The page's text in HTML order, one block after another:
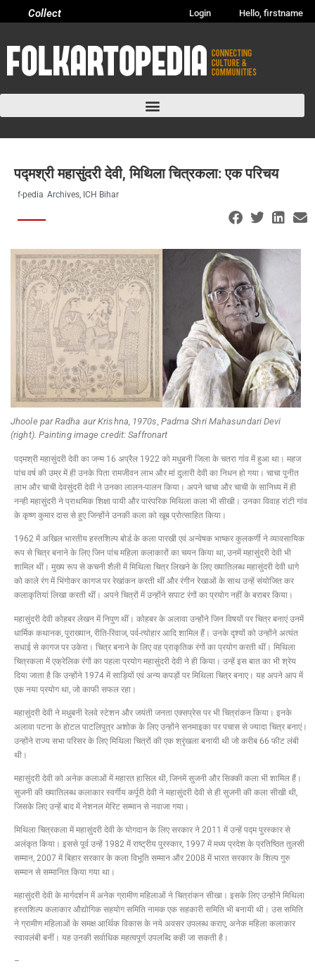
Login Hello, firstname
Collect
पद्मश्री महासुंदरी देवी, मिथिला चित्रकला: एक परिचय
f-pedia Archives, ICH Bihar
Jhoole par Radha aur Krishna, 1970s, Padma Shri Mahasundari Devi
(right). Painting image credit: Saffronart
पद्मश्री महासुंदरी देवी का जन्म 16 अप्रैल 1922 को मधुबनी जिला के चतरा गांव में हुआ था। महज
पांच वर्ष की उम्र में ही उनके पिता रामजीवन लाभ और मां दुलारी देवी का निधन हो गया। चाचा पुनीत
लाभ और चाची देवसुंदरी देवी ने उनका लालन-पालन किया। अपने चाचा और चाची के सानिध्य में ही
नन्ही महासुंदरी ने प्राथमिक शिक्षा पायी और पारंपरिक मिथिला कला भी सीखी। उनका विवाह रांटी गांव
के कृष्ण कुमार दास से हुए जिन्होंने उनकी कला को खूब प्रोत्साहित किया।
1962 में अखिल भारतीय हस्तशिल्प बोर्ड के कला पारखी एवं अन्वेषक भाष्कर कुलकर्णी ने व्यावसायिक
रूप से चित्र बनाने के लिए जिन पांच महिला कलाकारों का चयन किया था, उनमें महासुंदरी देवी भी
शामिल थीं। मुख्य रूप से कचनी शैली में मिथिला चित्र लिखने के लिए ख्यातिलब्ध महासुंदरी देवी धागे
को काले रंग में भिंगोकर कागज पर रेखांकन करती थीं और रंगीन रेखाओं के साथ उन्हें संयोजित कर
कलाकृतियां लिखा करती थीं। अपने चित्रों में उन्होंने सपाट रंगों का प्रयोग नहीं के बराबर किया।
महासुंदरी देवी कोहबर लेखन में निपुण थीं। कोहबर के अलावा उन्होंने जिन विषयों पर चित्र बनाएं उनमें
धार्मिक कथानक, पुराख्यान, रीति-रिवाज, पर्व-त्योहार आदि शामिल हैं। उनके दृश्यों को उन्होंने अत्यंत
सधाई से कागज पर उकेरा। चित्र बनाने के लिए वह प्राकृतिक रंगों का प्रयोग करती थीं। मिथिला
चित्रकला में एक्रेलिक रंगों का पहला प्रयोग महासुंदरी देवी ने ही किया। उन्हें इस बात का भी श्रेय
दिया जाता है कि उन्होंने 1974 में साड़ियों एवं अन्य कपड़ों पर मिथिला चित्र बनाए। यह अपने आप में
एक नया प्रयोग था, जो काफी सफल रहा।
महासुंदरी देवी ने मधुबनी रेलवे स्टेशन और जयंती जनता एक्सप्रेस पर भी चित्रांकन किया। इनके
अलावा पटना के होटल पाटलिपुत्र अशोक के लिए उन्होंने सनमाइका पर पचास से ज्यादा चित्र बनाएं।
उन्होंने राज्य सभा परिसर के लिए मिथिला चित्रों की एक श्रृंखला बनायी थी जो करीब 66 फीट लंबी
थी।
महासुंदरी देवी को अनेक कलाओं में महारत हासिल थी, जिनमें सुजनी और सिक्की कला भी शामिल हैं।
सुजनी की ख्यातिलब्ध कलाकार स्वर्गीय कर्पूरी देवी ने महासुंदरी देवी से ही सुजनी की कला सीखी थी,
जिसके लिए उन्हें बाद में नेशनल मेरिट सम्मान से नवाजा गया।
मिथिला चित्रकला में महासुंदरी देवी के योगदान के लिए सरकार ने 2011 में उन्हें पद्म पुरस्कार से
अलंकृत किया। इससे पूर्व उन्हें 1982 में राष्ट्रीय पुरस्कार, 1997 में मध्य प्रदेश के प्रतिष्ठित तुलसी
सम्मान, 2007 में बिहार सरकार के कला विभूति सम्मान और 2008 में भारत सरकार के शिल्प गुरु
सम्मान से सम्मानित किया गया था।
महासुंदरी देवी के मार्गदर्शन में अनेक ग्रामीण महिलाओं ने चित्रांकन सीखा। इसके लिए उन्होंने मिथिला
हस्तशिल्प कलाकार औद्योगिक सहयोग समिति नामक एक सहकारी समिति भी बनायी थी। उस समिति
ने ग्रामीण महिलाओं के समक्ष आर्थिक विकास के नये अवसर उपलब्ध कराए, अनेक महिला कलाकार
स्वावलंबी बनीं। यह उनकी सर्वाधिक महत्वपूर्ण उपलब्दि कही जा सकती है।
–